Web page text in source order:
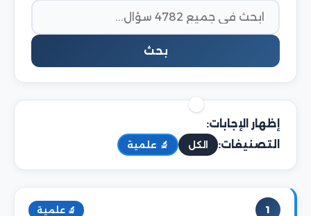
بحث
إظهار الإجابات:
التصنيفات:
الكل 🔬 علمية
1 🔬 علمية